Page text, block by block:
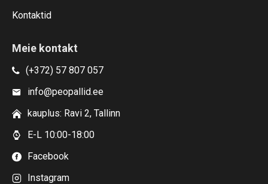
Kontaktid
Meie kontakt
(+372) 57 807 057
info@peopallid.ee
kauplus: Ravi 2, Tallinn
E-L 10:00-18:00
Facebook
Instagram